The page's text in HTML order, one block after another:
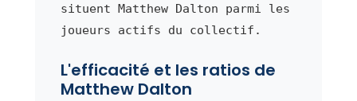
situent Matthew Dalton parmi les
joueurs actifs du collectif.
L'efficacité et les ratios de
Matthew Dalton